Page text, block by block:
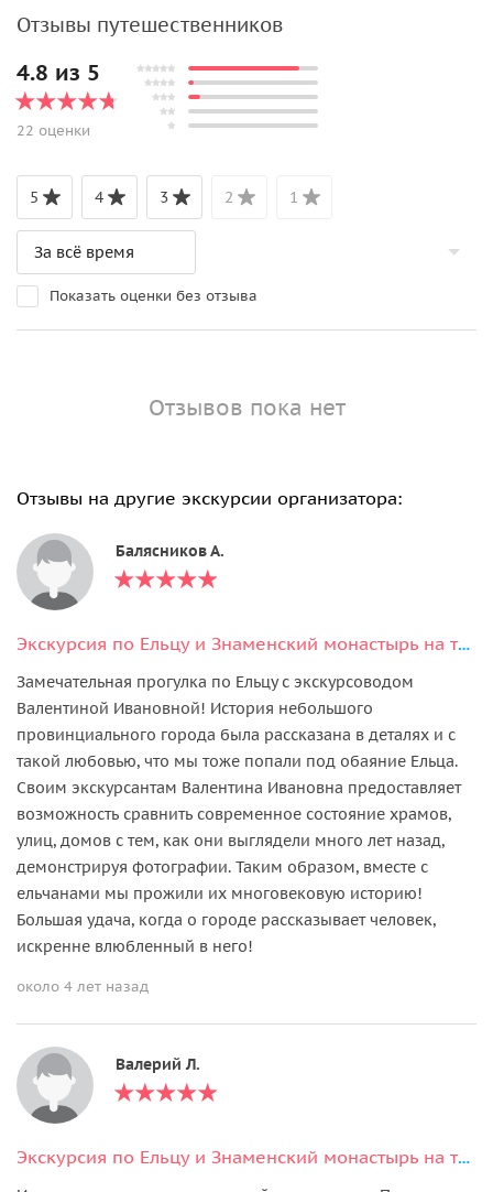
Отзывы путешественников
4.8 из 5
22 оценки
5 4 3 2 1
Показать оценки без отзыва
Отзывов пока нет
Отзывы на другие экскурсии организатора:
Балясников А.
Экскурсия по Ельцу и Знаменский монастырь на транспорте туристов
Замечательная прогулка по Ельцу с экскурсоводом
Валентиной Ивановной! История небольшого
провинциального города была рассказана в деталях и с
такой любовью, что мы тоже попали под обаяние Ельца.
Своим экскурсантам Валентина Ивановна предоставляет
возможность сравнить современное состояние храмов,
улиц, домов с тем, как они выглядели много лет назад,
демонстрируя фотографии. Таким образом, вместе с
ельчанами мы прожили их многовековую историю!
Большая удача, когда о городе рассказывает человек,
искренне влюбленный в него!
около 4 лет назад
Валерий Л.
Экскурсия по Ельцу и Знаменский монастырь на транспорте туристов